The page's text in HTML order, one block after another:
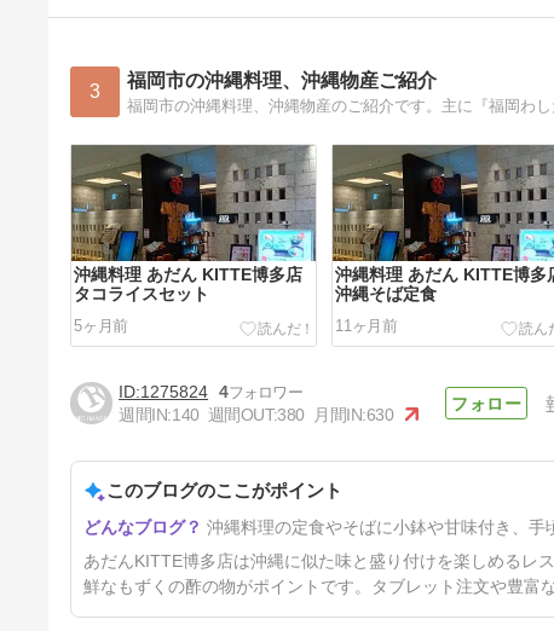
3 福岡市の沖縄料理、沖縄物産ご紹介
福岡市の沖縄料理、沖縄物産のご紹介です。主に『福岡わ
沖縄料理 あだん KITTE博多店
タコライスセット
5ヶ月前
沖縄料理 あだん KITTE博多
沖縄そば定食
11ヶ月前
以前の記事 福岡市の沖縄料
理、沖縄物産ご紹介
1年前
1275824 4
週間IN:140 週間OUT:380 月間IN:630
このブログのここがポイント
沖縄料理の定食やそばに小鉢や甘味付き、手
あだんKITTE博多店は沖縄に似た味と盛り付けを楽しめるレ
鮮なもずくの酢の物がポイントです。タブレット注文や豊富